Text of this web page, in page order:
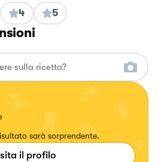
4 5
sarà sorprendente.
il profilo